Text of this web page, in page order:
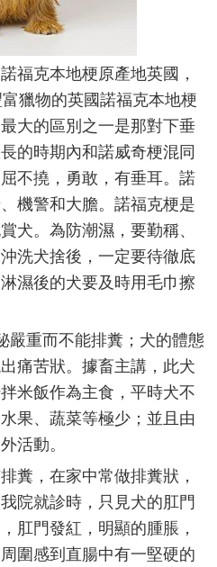
福克本地梗原產地英國，
獵物的英國諾福克本地梗
大的區別之一是那對下垂
的時期內和諾威奇梗混同
不撓，勇敢，有垂耳。諾
機警和大膽。諾福克梗是
犬。為防潮濕，要勤稱、
洗犬捨後，一定要待徹底
濕後的犬要及時用毛巾擦
嚴重而不能排糞；犬的體態
痛苦狀。據畜主講，此犬
米飯作為主食，平時犬不
果、蔬菜等極少；並且由
活動。
糞，在家中常做排糞狀，
院就診時，只見犬的肛門
肛門發紅，明顯的腫脹，
圍感到直腸中有一堅硬的